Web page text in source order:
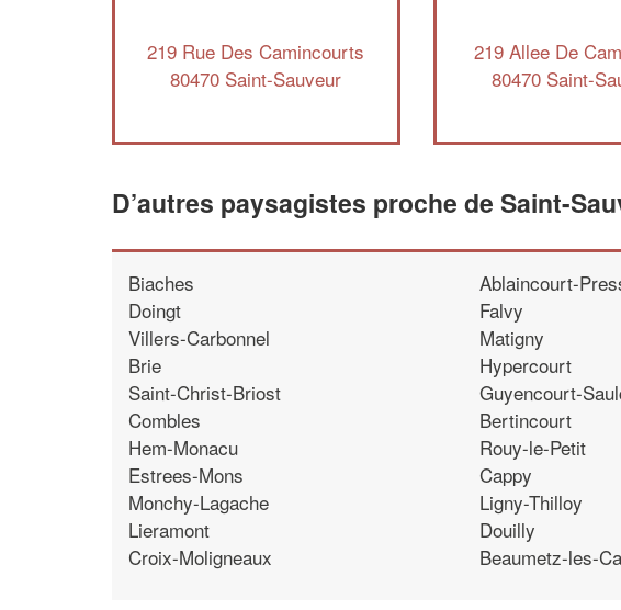
219 Rue Des Camincourts
80470 Saint-Sauveur
219 Allee De
80470 Saint-
D’autres paysagistes proche de Saint-
Biaches
Doingt
Villers-Carbonnel
Brie
Saint-Christ-Briost
Combles
Hem-Monacu
Estrees-Mons
Monchy-Lagache
Lieramont
Croix-Moligneaux
Ablaincourt-
Falvy
Matigny
Hypercourt
Guyencourt-
Bertincourt
Rouy-le-Petit
Cappy
Ligny-Thilloy
Douilly
Beaumetz-les-